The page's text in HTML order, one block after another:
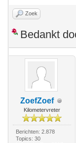
Zoek
Bedankt
ZoefZoef
Kilometervreter
Berichten: 2.878
Topics: 30